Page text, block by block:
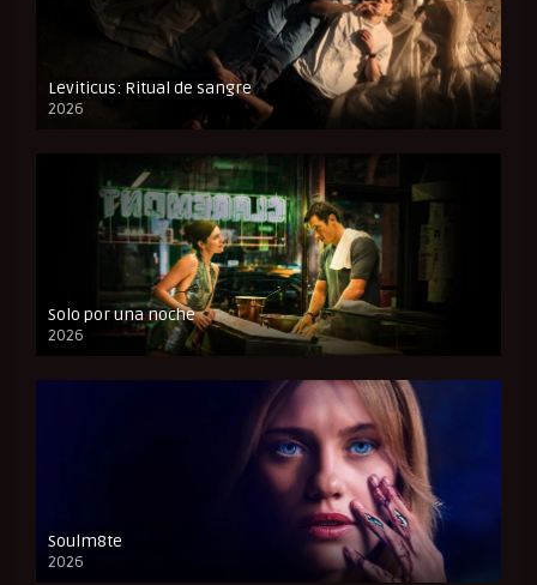
Leviticus: Ritual de sangre
2026
FULL HD
Solo por una noche
2026
CAM
Soulm8te
2026
FULL HD